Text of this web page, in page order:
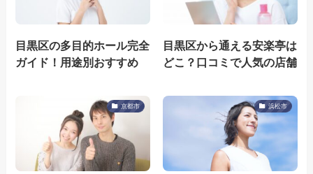
目黒区の多目的ホール完全
ガイド！用途別おすすめ
目黒区から通える安楽亭は
どこ？口コミで人気の店舗
京都市 浜松市